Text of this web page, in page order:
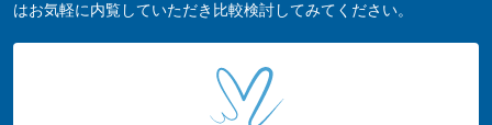
はお気軽に内覧していただき比較検討してみてください。